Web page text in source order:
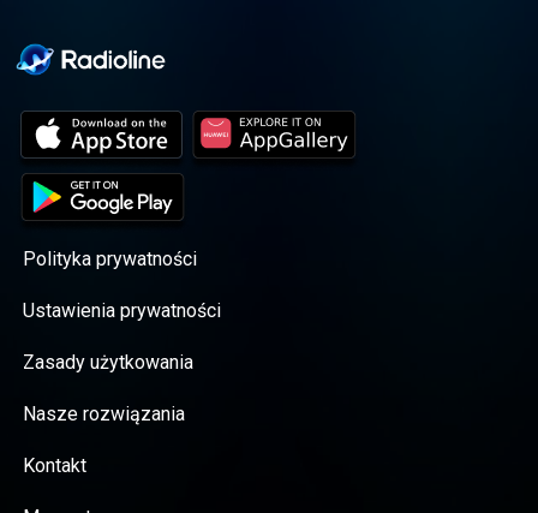
Polityka prywatności
Ustawienia prywatności
Zasady użytkowania
Nasze rozwiązania
Kontakt